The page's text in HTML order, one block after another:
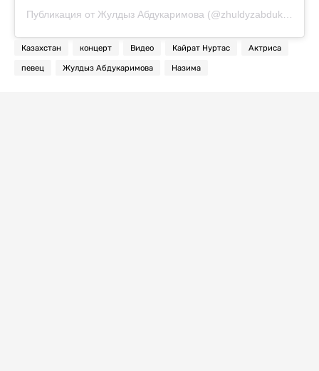
Казахстан концерт Видео Кайрат Нуртас Актриса
певец Жулдыз Абдукаримова Назима